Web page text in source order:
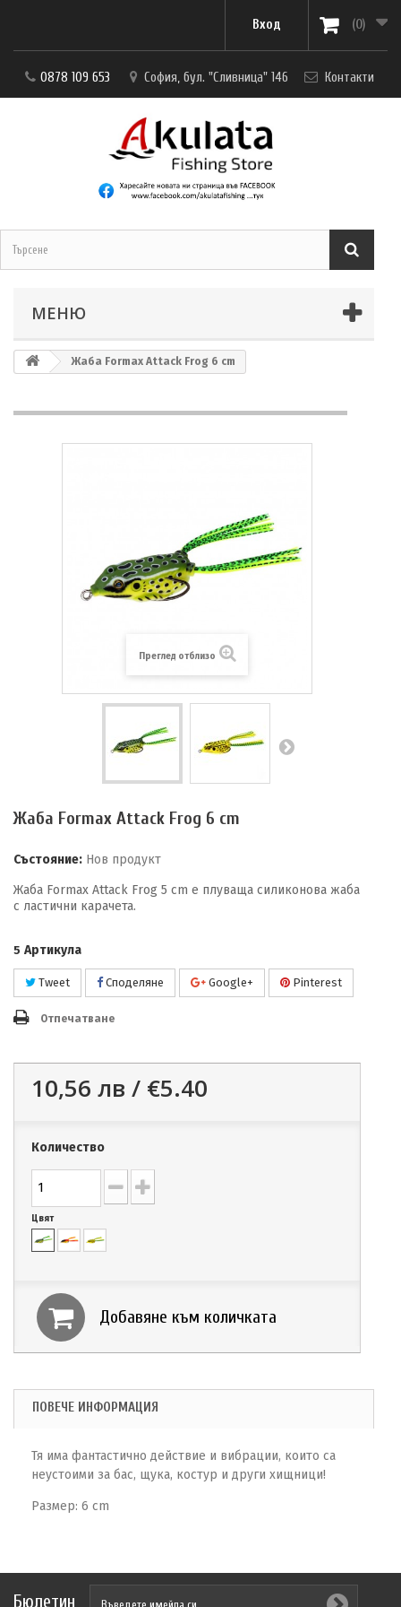
(0)
Вход
0878 109 653 София, бул. "Сливница" 146 Контакти
МЕНЮ
Жаба Formax Attack Frog 6 cm
Преглед отблизо
Жаба Formax Attack Frog 6 cm
Състояние: Нов продукт
Жаба Formax Attack Frog 5 cm е плуваща силиконова жаба
с ластични карачета.
5 Артикула
Tweet Споделяне Google+ Pinterest
Отпечатване
10,56 лв / €5.40
Количество
Цвят
Добавяне към количката
ПОВЕЧЕ ИНФОРМАЦИЯ
Тя има фантастично действие и вибрации, които са
неустоими за бас, щука, костур и други хищници!
Рaзмер: 6 cm
Бюлетин